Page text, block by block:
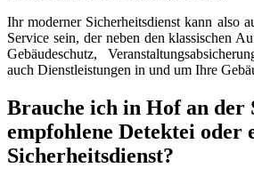
Ihr moderner Sicherheitsdienst kann also
Service sein, der neben den klassischen
Gebäudeschutz,
auch Dienstleistungen in und um Ihre
Brauche ich in Hof an der
empfohlene Detektei oder
Sicherheitsdienst?